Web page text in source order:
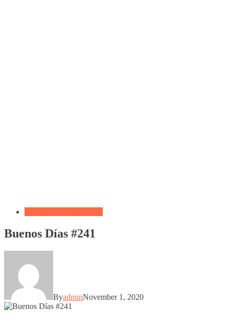
Buenos Días #241
ByadminNovember 1, 2020